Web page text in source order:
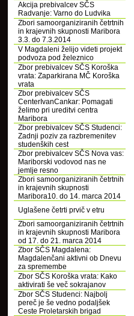
Akcija prebivalcev SČS
Radvanje: Varno do Ludvika
Zbori samoorganiziranih četrtnih
in krajevnih skupnosti Maribora
3.3. do 7.3.2014
V Magdaleni želijo videti projekt
podvoza pod železnico
Zbor prebivalcev SČS Koroška
vrata: Zaparkirana MČ Koroška
vrata
Zbor prebivalcev SČS
CenterIvanCankar: Pomagati
želimo pri ureditvi centra
Maribora
Zbor prebivalcev SČS Studenci:
Zadnji poziv za razbremenitev
studenških cest
Zbor prebivalcev SČS Nova vas:
Mariborski vodovod nas ne
jemlje resno
Zbori samoorganiziranih četrtnih
in krajevnih skupnosti
Maribora10. do 14. marca 2014
Uglašene četrti prvič v etru
Zbori samoorganiziranih četrtnih
in krajevnih skupnosti Maribora
od 17. do 21. marca 2014
Zbor SČS Magdalena:
Magdalenčani aktivni ob Dnevu
za spremembe
Zbor SČS Koroška vrata: Kako
aktivirati še več sokrajanov
Zbor SČS Studenci: Najbolj
pereč je še vedno podaljšek
Ceste Proletarskih brigad